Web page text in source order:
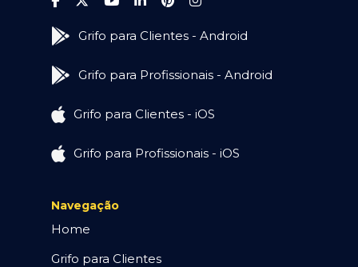
Grifo para Clientes - Android
Grifo para Profissionais - Android
Grifo para Clientes - iOS
Grifo para Profissionais - iOS
Navegação
Home
Grifo para Clientes